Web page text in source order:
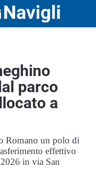
parco
a
Romano un polo di
effettivo
in via San